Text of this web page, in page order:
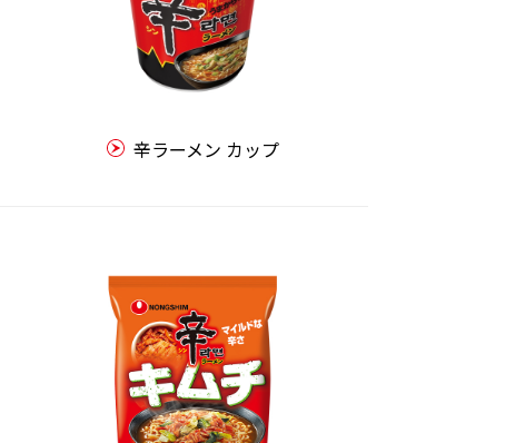
辛ラーメン カップ